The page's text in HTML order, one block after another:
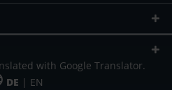
with Google Translator.
DE | EN